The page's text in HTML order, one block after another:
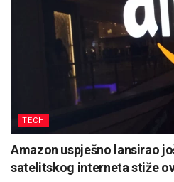
TECH
Amazon uspješno lansirao
satelitskog interneta stiže